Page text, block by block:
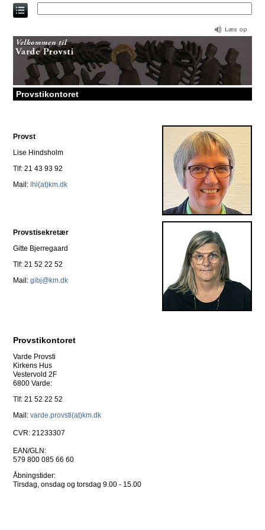
Direkte
til
Provstikontoret
Provst
Lise Hindsholm
Tlf: 21 43 93 92
Mail: lhi(at)km.dk
Provstisekretær
Gitte Bjerregaard
Tlf: 21 52 22 52
Mail:gibj@km.dk
Provstikontoret
Varde Provsti
Kirkens Hus
Vestervold 2F
6800 Varde:
Tlf: 21 52 22 52
Mail:varde.provsti(at)km.dk
CVR: 21233307
EAN/GLN:
579 800 085 66 60
Åbningstider:
Tirsdag, onsdag og torsdag 9.00 - 15.00